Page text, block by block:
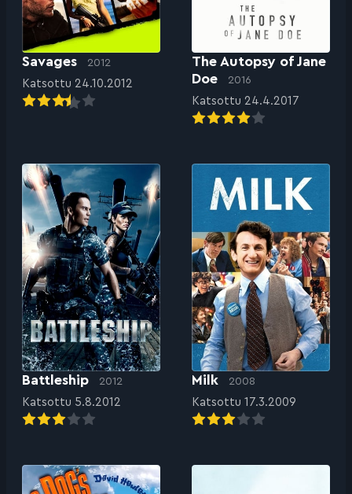
Savages 2012
Katsottu 24.10.2012
The Autopsy of Jane
Doe
2016
Katsottu 24.4.2017
Battleship 2012
Katsottu 5.8.2012
Milk 2008
Katsottu 17.3.2009